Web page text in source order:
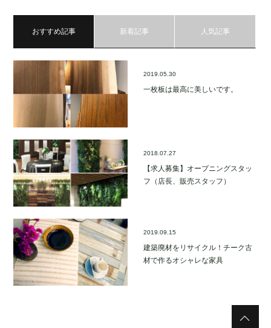
おすすめ記事 新着記事 人気記事
2019.05.30
一枚板は最高に美しいです。
2018.07.27
【求人募集】オープニングスタッ
フ（店長、販売スタッフ）
2019.09.15
建築廃材をリサイクル！チーク古
材で作るオシャレな家具